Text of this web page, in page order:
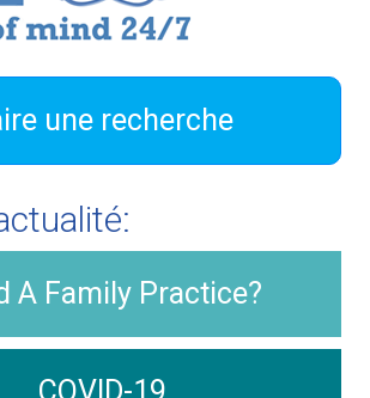
une recherche
A Family Practice?